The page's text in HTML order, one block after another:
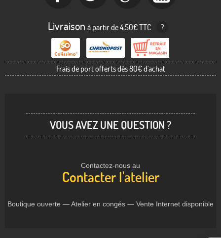
Livraison à partir de 4,50€ TTC ?
Frais de port offerts dès 80€ d'achat
VOUS AVEZ UNE QUESTION ?
Contactez-nous au
Contacter l'atelier
Boutique ouverte — Atelier en congés — Vente Internet disponible